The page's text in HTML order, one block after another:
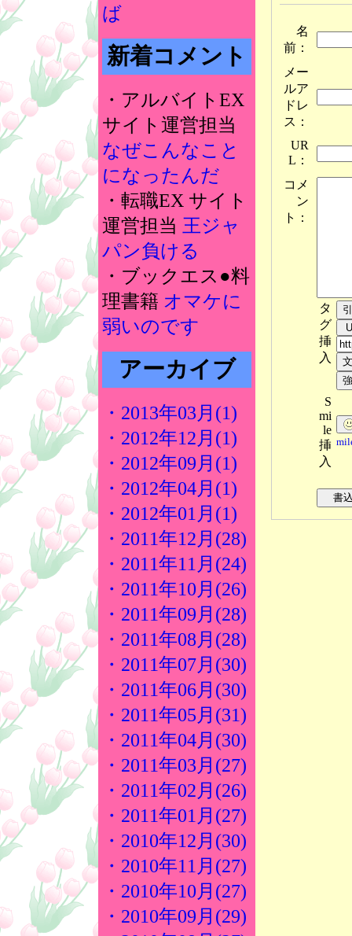
ば
新着コメント
・アルバイトEX
サイト運営担当
なぜこんなこと
になったんだ
・転職EX サイト
運営担当 王ジャ
パン負ける
・ブックエス●料
理書籍 オマケに
弱いのです
アーカイブ
・2013年03月(1)
・2012年12月(1)
・2012年09月(1)
・2012年04月(1)
・2012年01月(1)
・2011年12月(28)
・2011年11月(24)
・2011年10月(26)
・2011年09月(28)
・2011年08月(28)
・2011年07月(30)
・2011年06月(30)
・2011年05月(31)
・2011年04月(30)
・2011年03月(27)
・2011年02月(26)
・2011年01月(27)
・2010年12月(30)
・2010年11月(27)
・2010年10月(27)
・2010年09月(29)
名
前：
メー
ルア
ドレ
ス：
UR
L：
コメ
ン
ト：
タ
グ
挿
入
S
mi
le
挿
入